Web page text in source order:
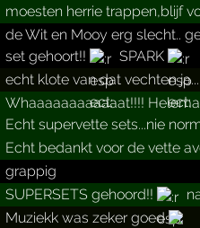
moesten herrie trappen,blijf
de Wit en Mooy erg slecht..
set gehoort!!
SPARK
echt klote van dat vechten
Whaaaaaaaaaaaat!!!!
Echt supervette sets...nie
Echt bedankt voor de vette
grappig
SUPERSETS gehoord!!
Muziekk was zeker goed